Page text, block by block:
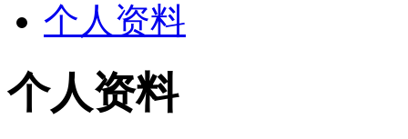
个人资料
个人资料